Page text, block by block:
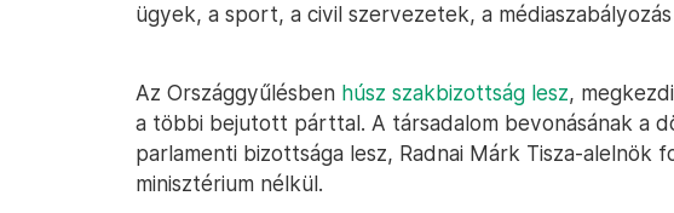
ügyek, a sport, a civil szervezetek, a
Az Országgyűlésben húsz szakbizottság lesz,
a többi bejutott párttal. A társadalom bevonásának a
parlamenti bizottsága lesz, Radnai Márk Tisza-alelnök
minisztérium nélkül.